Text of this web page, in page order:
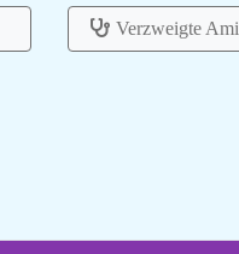
Verzweigte